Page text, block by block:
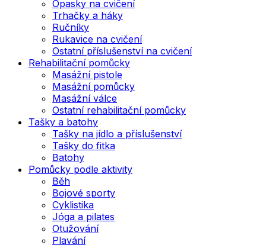
Opasky na cvičení
Trhačky a háky
Ručníky
Rukavice na cvičení
Ostatní příslušenství na cvičení
Rehabilitační pomůcky
Masážní pistole
Masážní pomůcky
Masážní válce
Ostatní rehabilitační pomůcky
Tašky a batohy
Tašky na jídlo a příslušenství
Tašky do fitka
Batohy
Pomůcky podle aktivity
Běh
Bojové sporty
Cyklistika
Jóga a pilates
Otužování
Plavání